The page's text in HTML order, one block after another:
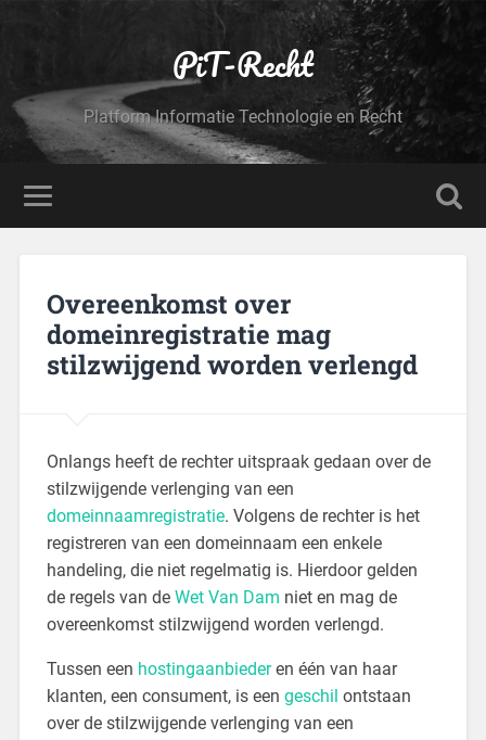
PiT-Recht
Platform Informatie Technologie en Recht
Overeenkomst over
domeinregistratie mag
stilzwijgend worden verlengd
Onlangs heeft de rechter uitspraak gedaan over de
stilzwijgende verlenging van een
domeinnaamregistratie. Volgens de rechter is het
registreren van een domeinnaam een enkele
handeling, die niet regelmatig is. Hierdoor gelden
de regels van de Wet Van Dam niet en mag de
overeenkomst stilzwijgend worden verlengd.
Tussen een hostingaanbiederen één van haar
klanten, een consument, is een geschil ontstaan
over de stilzwijgende verlenging van een